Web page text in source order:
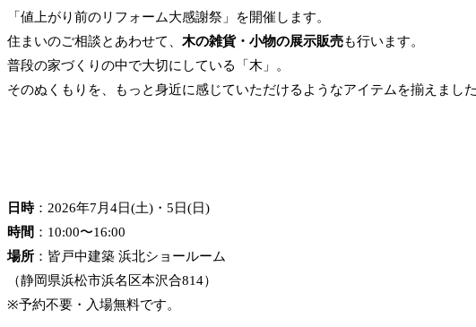
「値上がり前のリフォーム大感謝祭」を開催します。
住まいのご相談とあわせて、 木の雑貨・小物の展示販売も行います。
普段の家づくりの中で大切にしている「木」。
そのぬくもりを、もっと身近に感じていただけるようなアイテムを揃えました
日時：2026年7月4日(土)・5日(日)
時間 ：10:00〜16:00
場所 ：皆戸中建築 浜北ショールーム
（静岡県浜松市浜名区本沢合814）
※予約不要・入場無料です。